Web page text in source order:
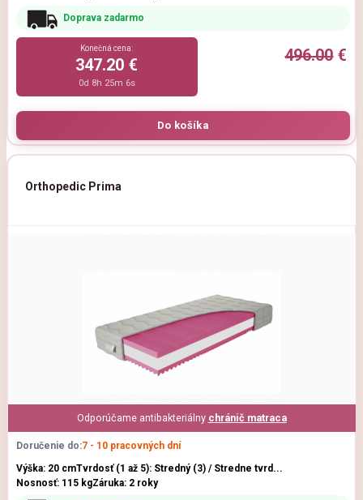
Doprava zadarmo
496.00€
Konečná cena:
347.20 €
0d 8h 25m 5s
Orthopedic Prima
Odporúčame antibakteriálny chránič matraca
Doručenie do:7 - 10 pracovných dní
Výška: 20 cmTvrdosť (1 až 5): Stredný (3) / Stredne tvrd...
Nosnosť: 115 kgZáruka: 2 roky